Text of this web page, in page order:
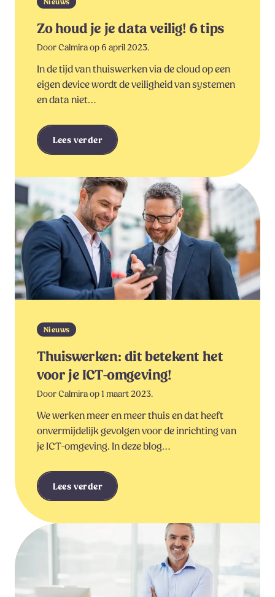
Zo houd je je data veilig! 6 tips
Door Calmira op 6 april 2023.
In de tijd van thuiswerken via de cloud op een
eigen device wordt de veiligheid van systemen
en data niet…
Lees verder
Nieuws
Thuiswerken: dit betekent het
voor je ICT-omgeving!
Door Calmira op 1 maart 2023.
We werken meer en meer thuis en dat heeft
onvermijdelijk gevolgen voor de inrichting van
je ICT-omgeving. In deze blog…
Lees verder